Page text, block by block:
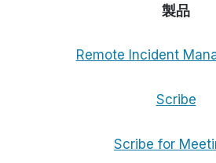
製品
Remote Incident
Scribe
Scribe for